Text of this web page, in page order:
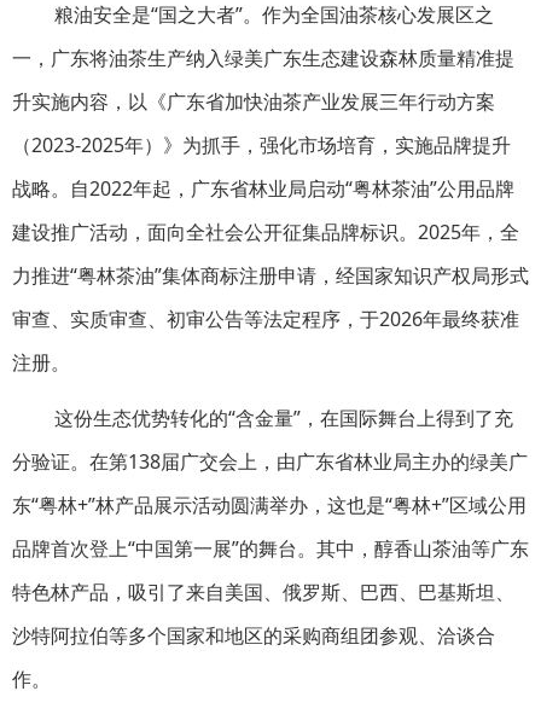
粮油安全是“国之大者”。作为全国油茶核心发展区之
一，广东将油茶生产纳入绿美广东生态建设森林质量精准提
升实施内容，以《广东省加快油茶产业发展三年行动方案
（2023-2025年）》为抓手，强化市场培育，实施品牌提升
战略。自2022年起，广东省林业局启动“粤林茶油”公用品牌
建设推广活动，面向全社会公开征集品牌标识。2025年，全
力推进“粤林茶油”集体商标注册申请，经国家知识产权局形式
审查、实质审查、初审公告等法定程序，于2026年最终获准
注册。
这份生态优势转化的“含金量”，在国际舞台上得到了充
分验证。在第138届广交会上，由广东省林业局主办的绿美广
东“粤林+”林产品展示活动圆满举办，这也是“粤林+”区域公用
品牌首次登上“中国第一展”的舞台。其中，醇香山茶油等广东
特色林产品，吸引了来自美国、俄罗斯、巴西、巴基斯坦、
沙特阿拉伯等多个国家和地区的采购商组团参观、洽谈合
作。